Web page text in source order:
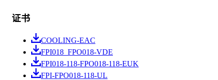
证书
COOLING-EAC
FPI018_FPO018-VDE
FPI018-118-FPO018-118-EUK
FPI-FPO018-118-UL